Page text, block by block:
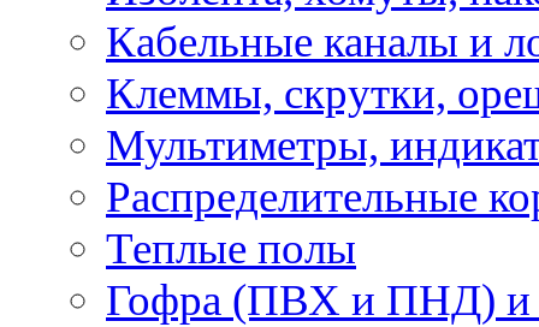
Кабельные каналы и
Клеммы, скрутки,
Мультиметры,
Распределительные
Теплые полы
Гофра (ПВХ и ПНД) и